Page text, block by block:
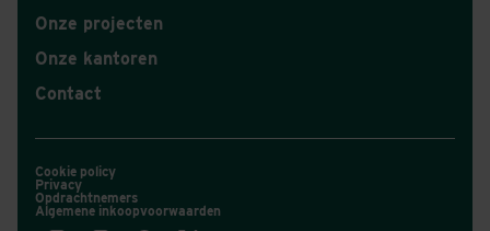
Onze projecten
Onze kantoren
Contact
Cookie policy
Privacy
Opdrachtnemers
Algemene inkoopvoorwaarden